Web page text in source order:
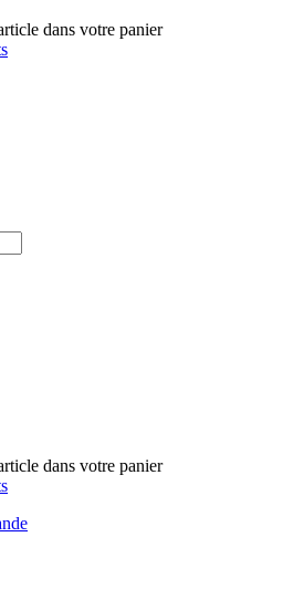
dans votre panier
dans votre panier